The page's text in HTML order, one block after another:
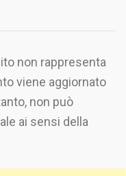
non rappresenta
viene aggiornato
non può
ai sensi della